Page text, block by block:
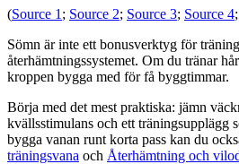
(Source 1 ; Source 2; Source 3; Source 4;
Sömn är inte ett bonusverktyg för
återhämtningssystemet. Om du tränar
kroppen bygga med för få byggtimmar.
Börja med det mest praktiska: jämn
kvällsstimulans och ett träningsupplägg
bygga vanan runt korta pass kan du
träningsvana och Återhämtning och